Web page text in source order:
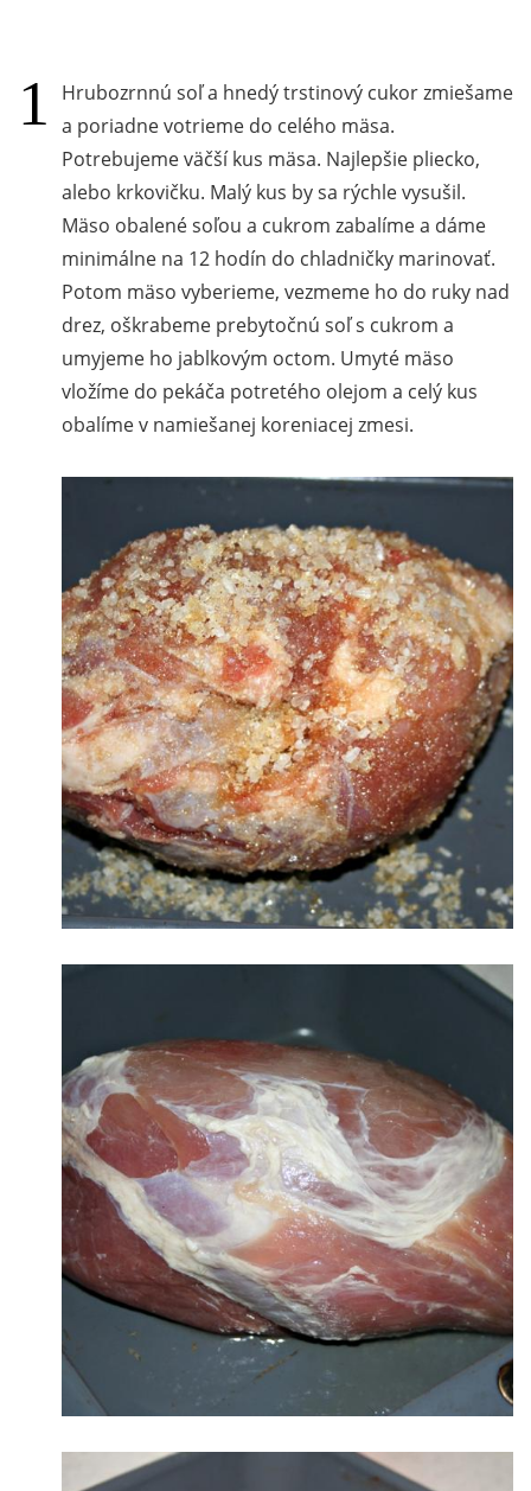
Hrubozrnnú soľ a hnedý trstinový cukor zmiešame
a poriadne votrieme do celého mäsa.
Potrebujeme väčší kus mäsa. Najlepšie pliecko,
alebo krkovičku. Malý kus by sa rýchle vysušil.
Mäso obalené soľou a cukrom zabalíme a dáme
minimálne na 12 hodín do chladničky marinovať.
Potom mäso vyberieme, vezmeme ho do ruky nad
drez, oškrabeme prebytočnú soľ s cukrom a
umyjeme ho jablkovým octom. Umyté mäso
vložíme do pekáča potretého olejom a celý kus
obalíme v namiešanej koreniacej zmesi.